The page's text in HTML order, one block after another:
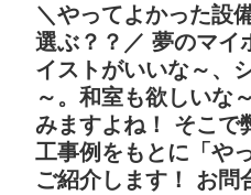
＼やってよかった設
選ぶ？？／ 夢のマイ
イストがいいな～、
～。和室も欲しいな
みますよね！ そこで
工事例をもとに「や
ご紹介します！ お